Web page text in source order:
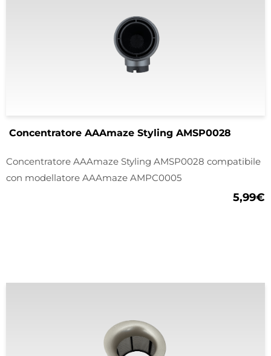
Concentratore AAAmaze Styling AMSP0028
Concentratore AAAmaze Styling AMSP0028 compatibile
con modellatore AAAmaze AMPC0005
5,99€